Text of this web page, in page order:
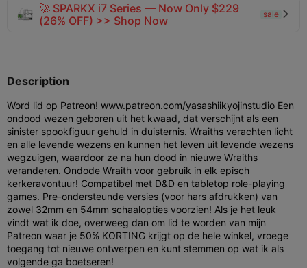
🚀 SPARKX i7 Series — Now Only $229
(26% OFF) >> Shop Now
sale 
Description
Word lid op Patreon! www.patreon.com/yasashiikyojinstudio Een
ondood wezen geboren uit het kwaad, dat verschijnt als een
sinister spookfiguur gehuld in duisternis. Wraiths verachten licht
en alle levende wezens en kunnen het leven uit levende wezens
wegzuigen, waardoor ze na hun dood in nieuwe Wraiths
veranderen. Ondode Wraith voor gebruik in elk episch
kerkeravontuur! Compatibel met D&D en tabletop role-playing
games. Pre-ondersteunde versies (voor hars afdrukken) van
zowel 32mm en 54mm schaalopties voorzien! Als je het leuk
vindt wat ik doe, overweeg dan om lid te worden van mijn
Patreon waar je 50% KORTING krijgt op de hele winkel, vroege
toegang tot nieuwe ontwerpen en kunt stemmen op wat ik als
volgende ga boetseren!